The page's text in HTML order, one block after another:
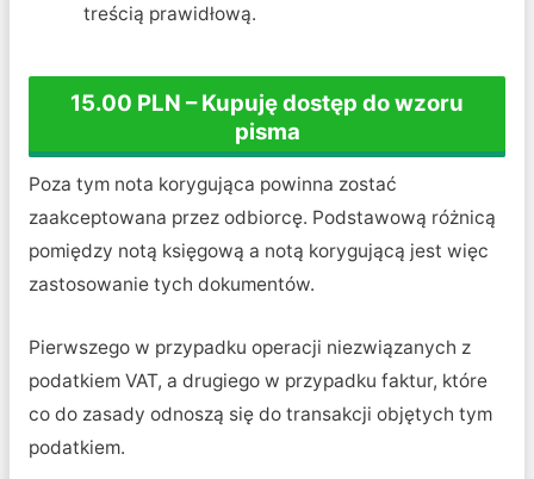
treścią prawidłową.
15.00 PLN – Kupuję dostęp do wzoru
pisma
Poza tym nota korygująca powinna zostać
zaakceptowana przez odbiorcę. Podstawową różnicą
pomiędzy notą księgową a notą korygującą jest więc
zastosowanie tych dokumentów.
Pierwszego w przypadku operacji niezwiązanych z
podatkiem VAT, a drugiego w przypadku faktur, które
co do zasady odnoszą się do transakcji objętych tym
podatkiem.